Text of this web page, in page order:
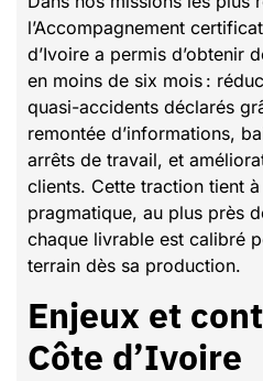
l’Accompagnement
d’Ivoire a permis d’obtenir
en moins de six mois :
quasi-accidents déclarés
remontée d’informations,
arrêts de travail, et
clients. Cette traction tient
pragmatique, au plus près
chaque livrable est calibré
terrain dès sa production.
Enjeux et
Côte d’Ivoire